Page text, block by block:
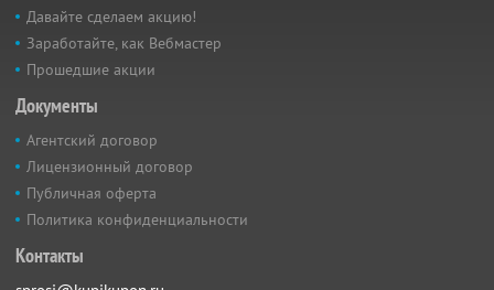
Давайте сделаем акцию!
Заработайте, как Вебмастер
Прошедшие акции
Документы
Агентский договор
Лицензионный договор
Публичная оферта
Политика конфиденциальности
Контакты